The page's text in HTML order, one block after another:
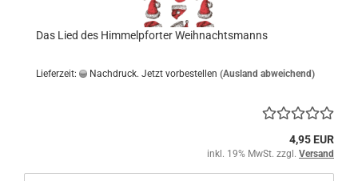
Das Lied des Himmelpforter Weihnachtsmanns
Lieferzeit: Nachdruck. Jetzt vorbestellen (Ausland abweichend)
4,95 EUR
inkl. 19% MwSt. zzgl. Versand